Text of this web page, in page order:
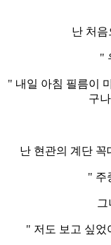
난 처
"
" 내일 아침 필름이
구
난 현관의 계단 꼭
" 주
" 저도 보고 싶었